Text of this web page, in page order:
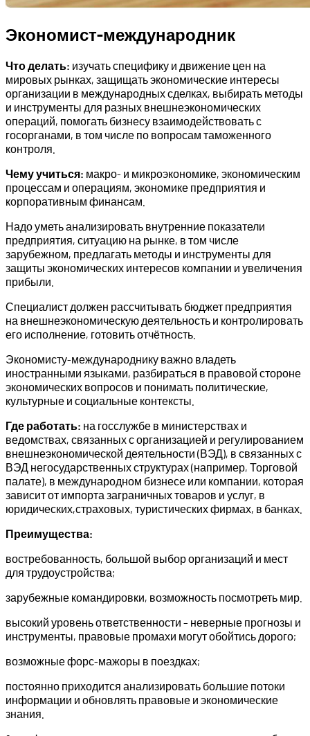
Экономист-международник
Что делать: изучать специфику и движение цен на
мировых рынках, защищать экономические интересы
организации в международных сделках, выбирать методы
и инструменты для разных внешнеэкономических
операций, помогать бизнесу взаимодействовать с
госорганами, в том числе по вопросам таможенного
контроля.
Чему учиться: макро- и микроэкономике, экономическим
процессам и операциям, экономике предприятия и
корпоративным финансам.
Надо уметь анализировать внутренние показатели
предприятия, ситуацию на рынке, в том числе
зарубежном, предлагать методы и инструменты для
защиты экономических интересов компании и увеличения
прибыли.
Специалист должен рассчитывать бюджет предприятия
на внешнеэкономическую деятельность и контролировать
его исполнение, готовить отчётность.
Экономисту-международнику важно владеть
иностранными языками, разбираться в правовой стороне
экономических вопросов и понимать политические,
культурные и социальные контексты.
Где работать: на госслужбе в министерствах и
ведомствах, связанных с организацией и регулированием
внешнеэкономической деятельности (ВЭД), в связанных с
ВЭД негосударственных структурах (например, Торговой
палате), в международном бизнесе или компании, которая
зависит от импорта заграничных товаров и услуг, в
юридических,страховых, туристических фирмах, в банках.
Преимущества:
востребованность, большой выбор организаций и мест
для трудоустройства;
зарубежные командировки, возможность посмотреть мир.
высокий уровень ответственности – неверные прогнозы и
инструменты, правовые промахи могут обойтись дорого;
возможные форс-мажоры в поездках;
постоянно приходится анализировать большие потоки
информации и обновлять правовые и экономические
знания.